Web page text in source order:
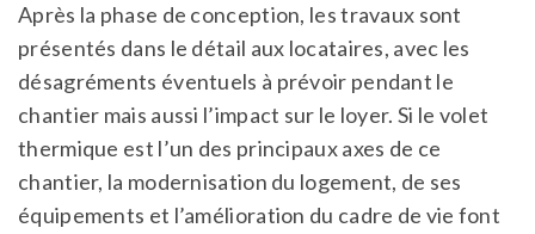
Après la phase de conception, les travaux sont
présentés dans le détail aux locataires, avec les
désagréments éventuels à prévoir pendant le
chantier mais aussi l’impact sur le loyer. Si le volet
thermique est l’un des principaux axes de ce
chantier, la modernisation du logement, de ses
équipements et l’amélioration du cadre de vie font